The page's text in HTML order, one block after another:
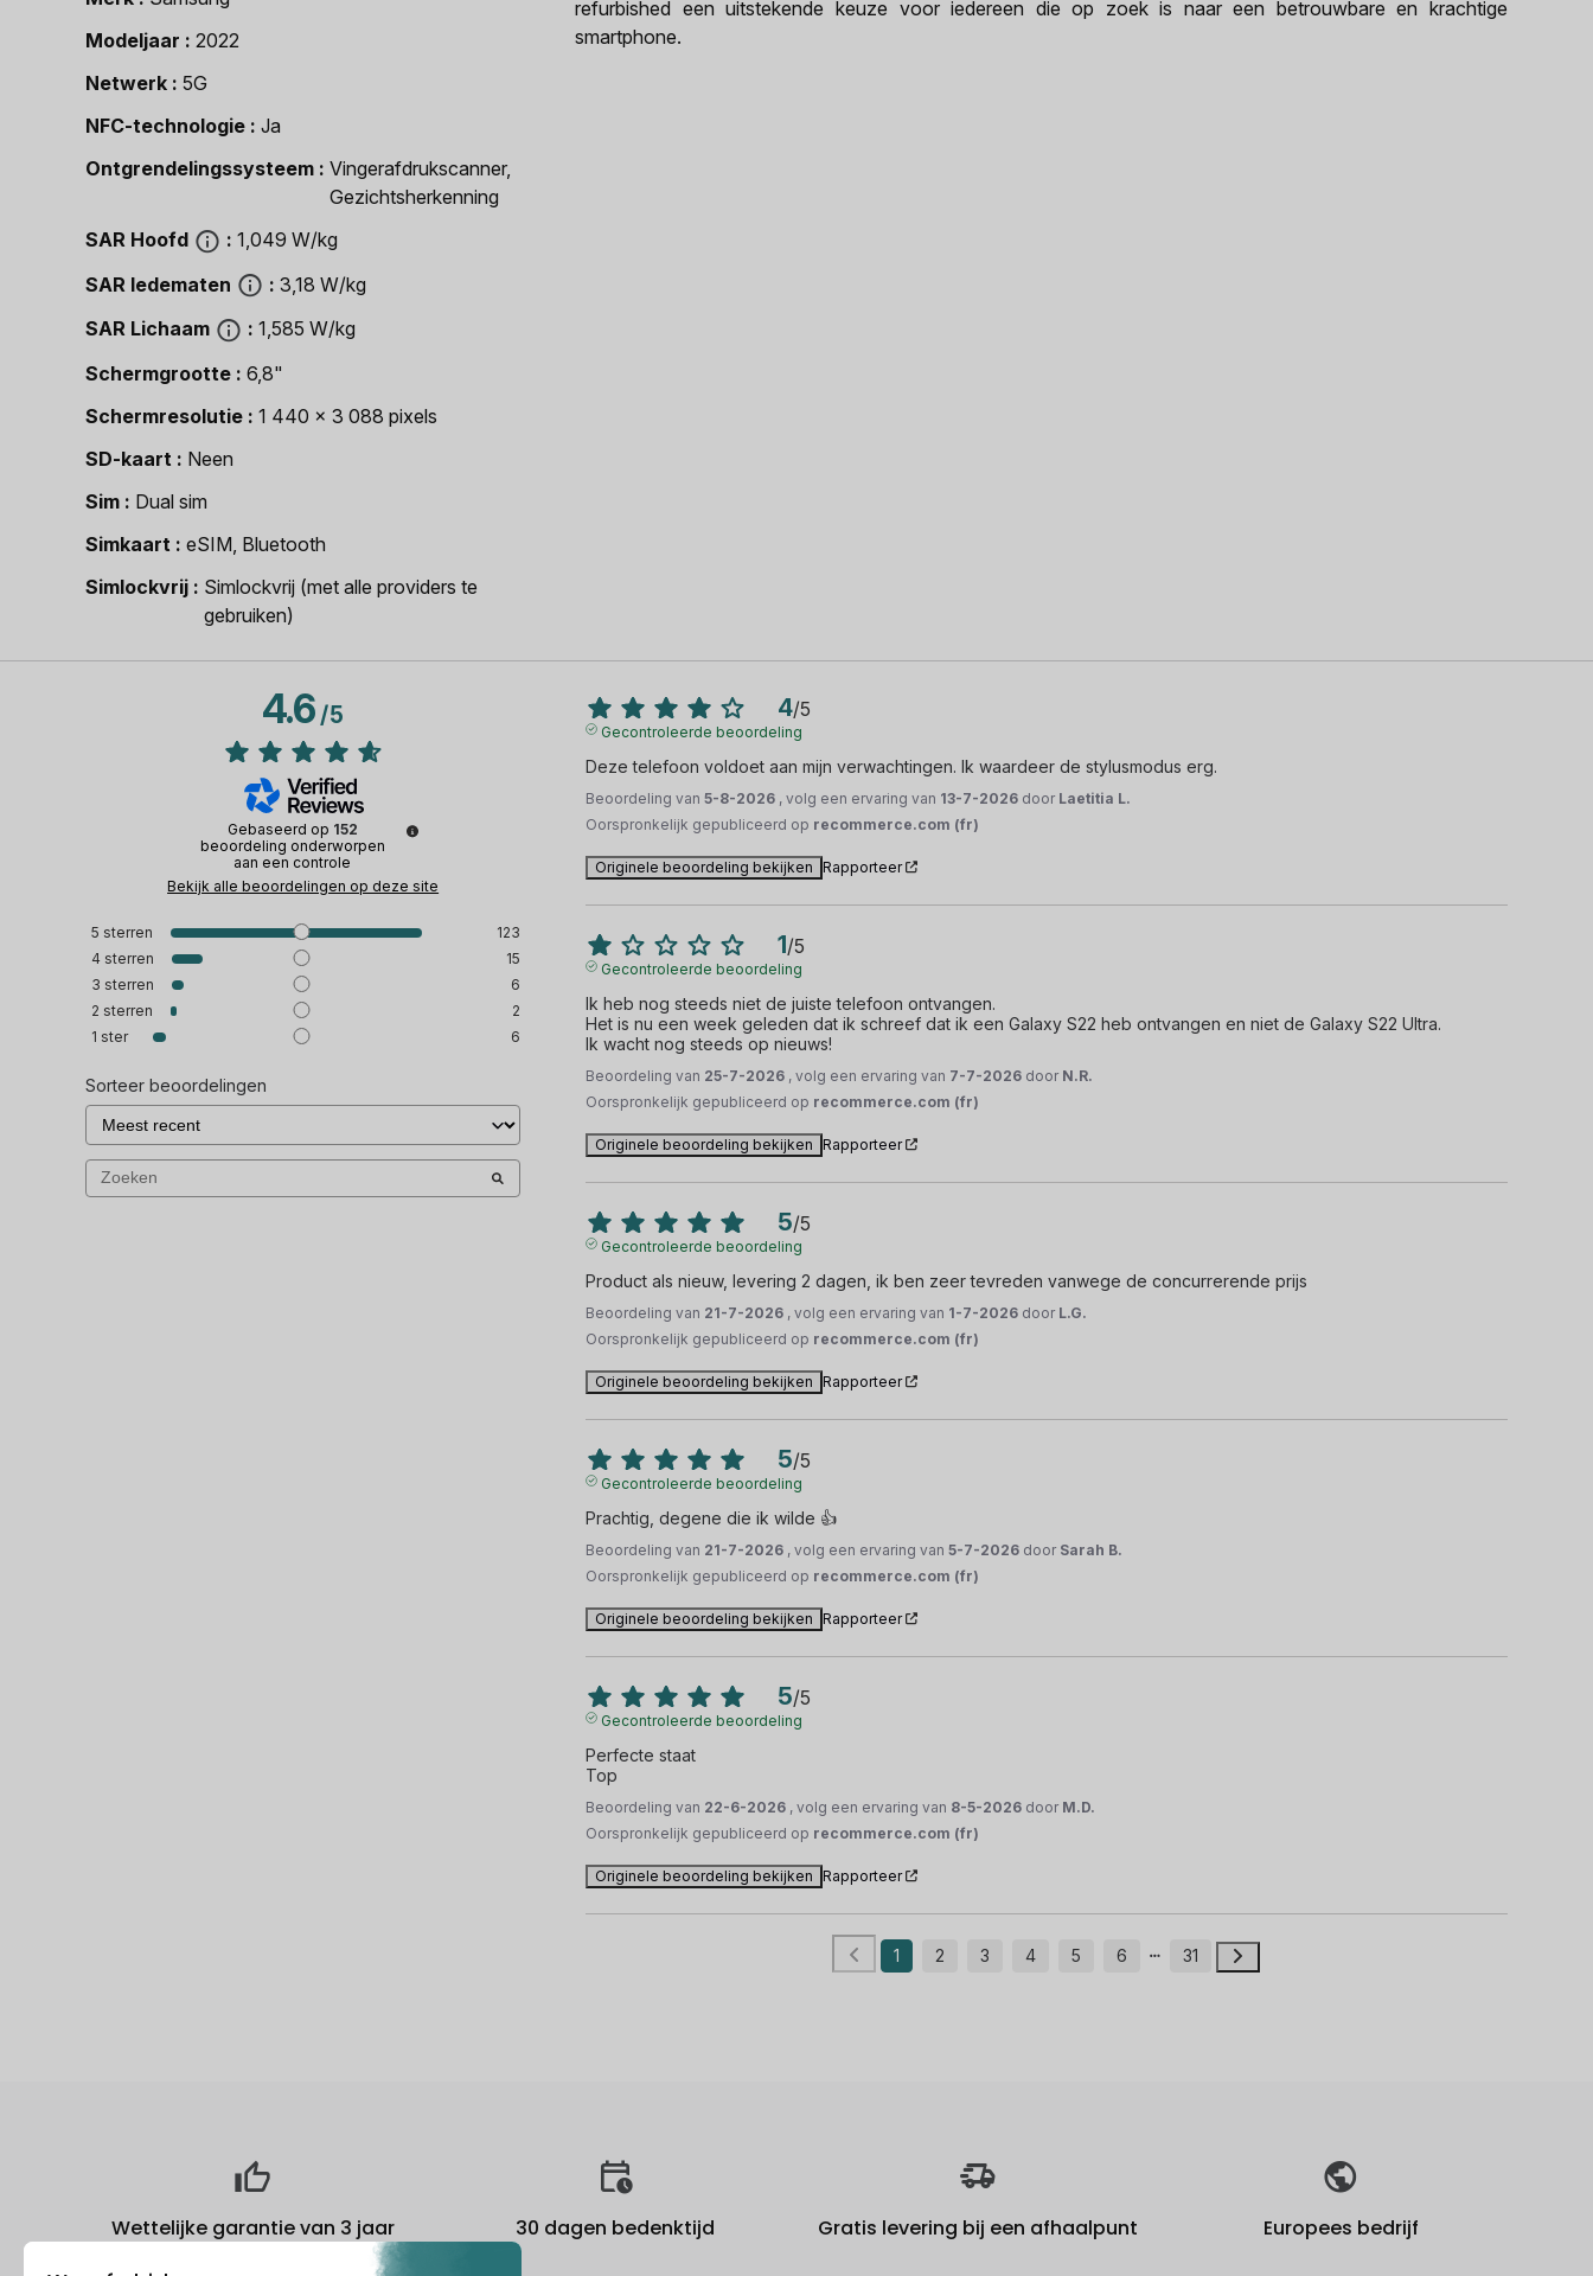
Modeljaar
2022
Netwerk
5G
NFC-technologie
Ja
Ontgrendelingssysteem
Vingerafdrukscanner,
Gezichtsherkenning
SAR Hoofd
1,049 W/kg
SAR ledematen
3,18 W/kg
SAR Lichaam
1,585 W/kg
Schermgrootte
6,8"
Schermresolutie
1 440 x 3 088 pixels
SD-kaart
Neen
Sim
Dual sim
Simkaart
eSIM, Bluetooth
Simlockvrij
Simlockvrij (met alle providers te
gebruiken)
refurbished een uitstekende keuze voor iedereen die op zoek is naar een betrouwbare en krachtige
smartphone.
4.6/5
Gebaseerd op 152
beoordeling onderworpen
aan een controle
Bekijk alle beoordelingen op deze site
5 sterren
123
4 sterren
15
3 sterren
6
2 sterren
2
1 ster 6
Sorteer beoordelingen
4/5
Gecontroleerde beoordeling
Deze telefoon voldoet aan mijn verwachtingen. Ik waardeer de stylusmodus erg.
Beoordeling van5-8-2026 , volg een ervaring van 13-7-2026 door Laetitia L.
Oorspronkelijk gepubliceerd op recommerce.com (fr)
Originele beoordeling bekijken Rapporteer
1/5
Gecontroleerde beoordeling
Ik heb nog steeds niet de juiste telefoon ontvangen.
Het is nu een week geleden dat ik schreef dat ik een Galaxy S22 heb ontvangen en niet de Galaxy S22 Ultra.
Ik wacht nog steeds op nieuws!
Beoordeling van 25-7-2026 , volg een ervaring van 7-7-2026 door N.R.
Oorspronkelijk gepubliceerd op recommerce.com (fr)
Originele beoordeling bekijken Rapporteer
5/5
Gecontroleerde beoordeling
Product als nieuw, levering 2 dagen, ik ben zeer tevreden vanwege de concurrerende prijs
Beoordeling van 21-7-2026 , volg een ervaring van 1-7-2026 door L.G.
Oorspronkelijk gepubliceerd op recommerce.com (fr)
Originele beoordeling bekijken Rapporteer
5/5
Gecontroleerde beoordeling
Prachtig, degene die ik wilde 👍
Beoordeling van 21-7-2026 , volg een ervaring van5-7-2026 door Sarah B.
Oorspronkelijk gepubliceerd op recommerce.com (fr)
Originele beoordeling bekijken Rapporteer
5/5
Gecontroleerde beoordeling
Perfecte staat
Top
Beoordeling van 22-6-2026 , volg een ervaring van 8-5-2026 door M.D.
Oorspronkelijk gepubliceerd op recommerce.com (fr)
Originele beoordeling bekijken Rapporteer
1 2 3 4 5 6 31
Wettelijke garantie van 3 jaar 30 dagen bedenktijd Gratis levering bij een afhaalpunt Europees bedrijf